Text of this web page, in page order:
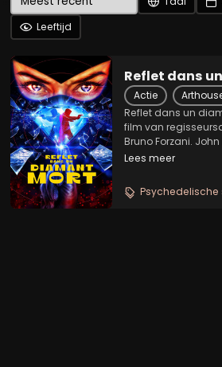
Leeftijd
Reflet dans
Actie
Reflet dans un
film van
Bruno Forzani. John D, een zeventiger die
in een luxehotel
doet hem denken
aan...
Lees meer